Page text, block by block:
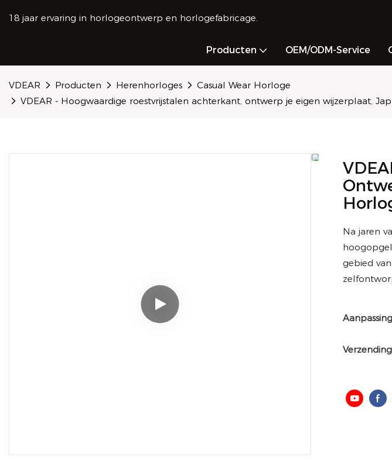
18 jaar ervaring in horlogeontwerp en horlogefabricage.
Producten OEM/ODM-Service
VDEAR Producten Herenhorloges
Casual Wear Horloge
VDEAR - Hoogwaardige roestvrijstalen achterkant, ontwerp je eigen wijzerplaat,
Na jaren
gebied